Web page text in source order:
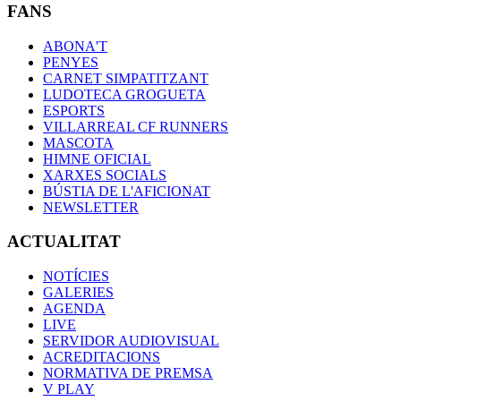
FANS
ABONA'T
PENYES
CARNET SIMPATITZANT
LUDOTECA GROGUETA
ESPORTS
VILLARREAL CF RUNNERS
MASCOTA
HIMNE OFICIAL
XARXES SOCIALS
BÚSTIA DE L'AFICIONAT
NEWSLETTER
ACTUALITAT
NOTÍCIES
GALERIES
AGENDA
LIVE
SERVIDOR AUDIOVISUAL
ACREDITACIONS
NORMATIVA DE PREMSA
V PLAY